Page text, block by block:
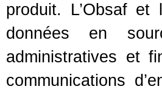
produit. L’Obsaf
données en
administratives et
communications